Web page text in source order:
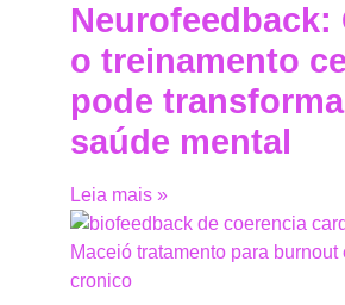
Neurofeedback:
o treinamento
pode
saúde mental
Leia mais »